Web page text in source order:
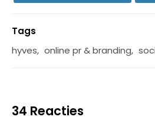
Tags
hyves, online pr & branding,
34 Reacties